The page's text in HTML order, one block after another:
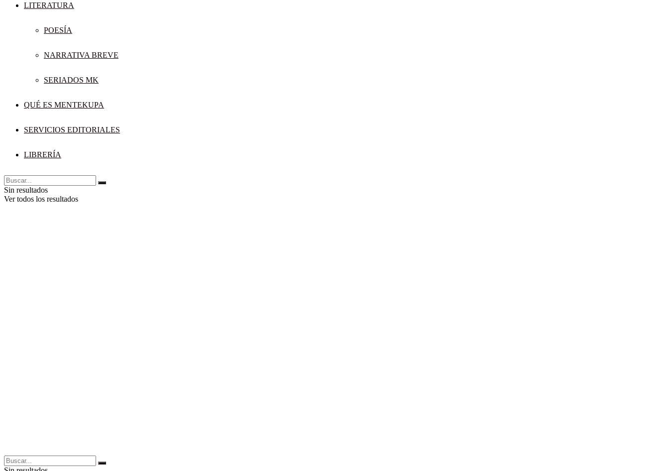
LITERATURA
POESÍA
NARRATIVA BREVE
SERIADOS MK
QUÉ ES MENTEKUPA
SERVICIOS EDITORIALES
LIBRERÍA
Sin resultados
Ver todos los resultados